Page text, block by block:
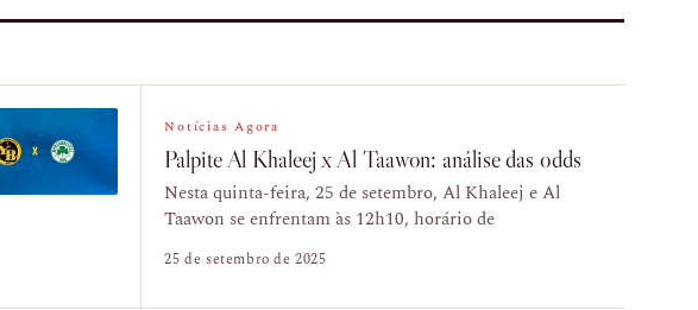
Notícias Agora
Palpite Al Khaleej x Al Taawon: análise das odds
Nesta quinta-feira, 25 de setembro, Al Khaleej e Al
Taawon se enfrentam às 12h10, horário de
25 de setembro de 2025